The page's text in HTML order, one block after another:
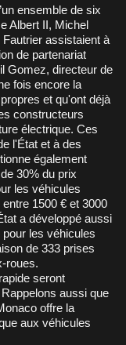
ensemble de six
Albert II, Michel
assistaient à
de partenariat
Gomez, directeur de
fois encore la
et qu'ont déjà
constructeurs
électrique. Ces
l'État et à des
également
30% du prix
les véhicules
1500 € et 3000
a développé aussi
les véhicules
de 333 prises
roues.
seront
aussi que
offre la
aux véhicules